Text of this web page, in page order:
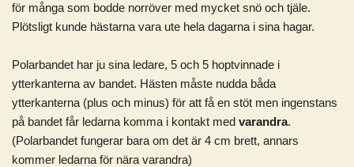
för många som bodde norröver med mycket snö och tjäle.
Plötsligt kunde hästarna vara ute hela dagarna i sina hagar.
Polarbandet har ju sina ledare, 5 och 5 hoptvinnade i
ytterkanterna av bandet. Hästen måste nudda båda
ytterkanterna (plus och minus) för att få en stöt men ingenstans
på bandet får ledarna komma i kontakt med varandra.
(Polarbandet fungerar bara om det är 4 cm brett, annars
kommer ledarna för nära varandra)